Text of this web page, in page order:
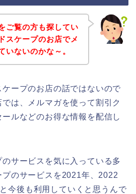
ご覧の方も探してい
スケープのお店でメ
いないのかな～。
ープのお店の話ではないので
は、メルマガを使って割引ク
ルなどのお得な情報を配信し
サービスを気に入っている多
プのサービスを2021年、2022
今後も利用していくと思うんで